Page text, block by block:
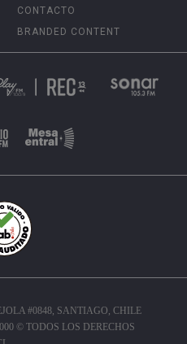
CONTACTO
BRANDED CONTENT
#0848, SANTIAGO, CHILE
© TODOS LOS DERECHOS